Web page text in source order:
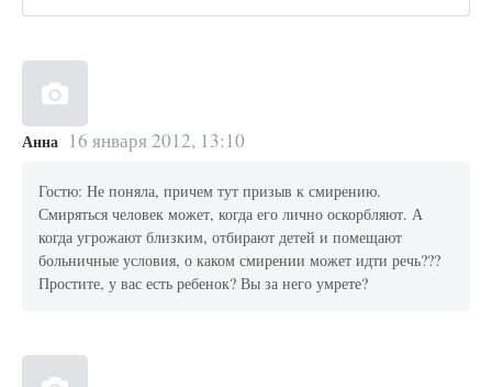
Анна 16 января 2012, 13:10
Гостю: Не поняла, причем тут призыв к смирению.
Смиряться человек может, когда его лично оскорбляют. А
когда угрожают близким, отбирают детей и помещают
больничные условия, о каком смирении может идти речь???
Простите, у вас есть ребенок? Вы за него умрете?